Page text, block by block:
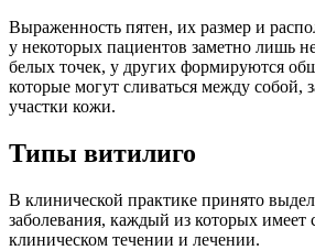
Выраженность пятен, их размер и
у некоторых пациентов заметно лишь
белых точек, у других формируются
которые могут сливаться между собой,
участки кожи.
Типы витилиго
В клинической практике принято
заболевания, каждый из которых имеет
клиническом течении и лечении.